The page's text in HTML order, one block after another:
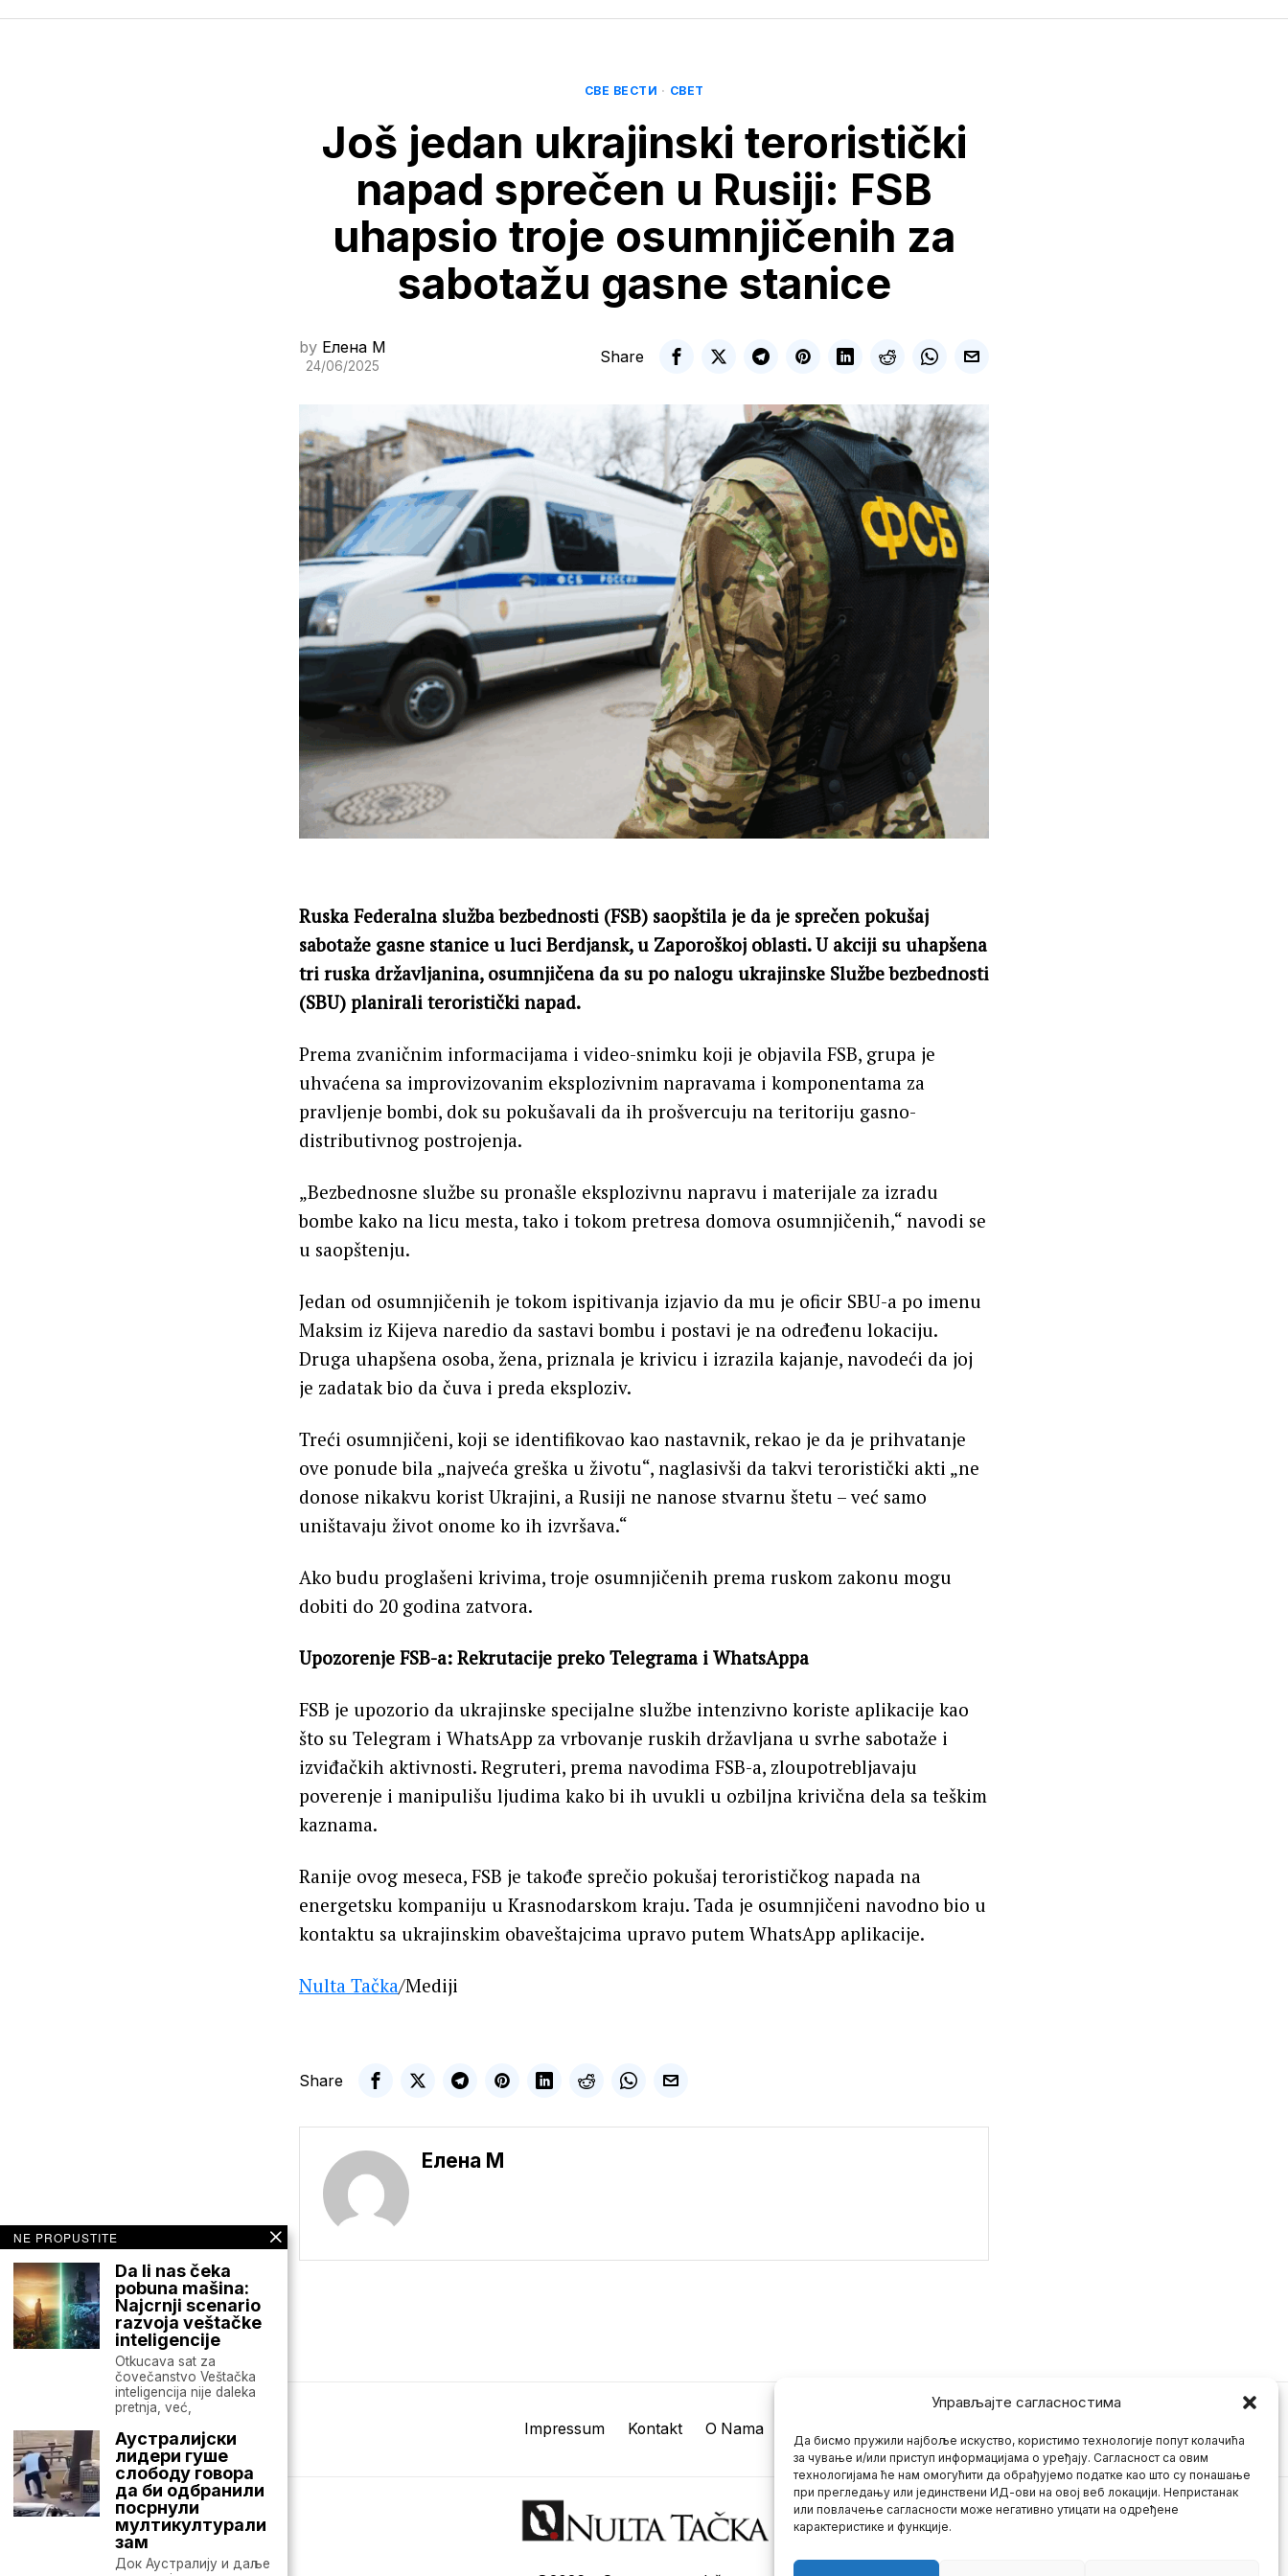
Управљајте сагласностима
Да бисмо пружили најбоље искуство, користимо технологије попут колачића
за чување и/или приступ информацијама о уређају. Сагласност са овим
технологијама ће нам омогућити да обрађујемо податке као што су понашање
при прегледању или јединствени ИД-ови на овој веб локацији. Непристанак
или повлачење сагласности може негативно утицати на одређене
карактеристике и функције.
СВЕ ВЕСТИ · СВЕТ
Još jedan ukrajinski teroristički
napad sprečen u Rusiji: FSB
uhapsio troje osumnjičenih za
sabotažu gasne stanice
by Елена M
24/06/2025
Share
Ruska Federalna služba bezbednosti (FSB) saopštila je da je sprečen pokušaj
sabotaže gasne stanice u luci Berdjansk, u Zaporoškoj oblasti. U akciji su uhapšena
tri ruska državljanina, osumnjičena da su po nalogu ukrajinske Službe bezbednosti
(SBU) planirali teroristički napad.
Prema zvaničnim informacijama i video-snimku koji je objavila FSB, grupa je
uhvaćena sa improvizovanim eksplozivnim napravama i komponentama za
pravljenje bombi, dok su pokušavali da ih prošvercuju na teritoriju gasno-
distributivnog postrojenja.
„Bezbednosne službe su pronašle eksplozivnu napravu i materijale za izradu
bombe kako na licu mesta, tako i tokom pretresa domova osumnjičenih,“ navodi se
u saopštenju.
Jedan od osumnjičenih je tokom ispitivanja izjavio da mu je oficir SBU-a po imenu
Maksim iz Kijeva naredio da sastavi bombu i postavi je na određenu lokaciju.
Druga uhapšena osoba, žena, priznala je krivicu i izrazila kajanje, navodeći da joj
je zadatak bio da čuva i preda eksploziv.
Treći osumnjičeni, koji se identifikovao kao nastavnik, rekao je da je prihvatanje
ove ponude bila „najveća greška u životu“, naglasivši da takvi teroristički akti „ne
donose nikakvu korist Ukrajini, a Rusiji ne nanose stvarnu štetu – već samo
uništavaju život onome ko ih izvršava.“
Ako budu proglašeni krivima, troje osumnjičenih prema ruskom zakonu mogu
dobiti do 20 godina zatvora.
Upozorenje FSB-a: Rekrutacije preko Telegrama i WhatsAppa
FSB je upozorio da ukrajinske specijalne službe intenzivno koriste aplikacije kao
što su Telegram i WhatsApp za vrbovanje ruskih državljana u svrhe sabotaže i
izviđačkih aktivnosti. Regruteri, prema navodima FSB-a, zloupotrebljavaju
poverenje i manipulišu ljudima kako bi ih uvukli u ozbiljna krivična dela sa teškim
kaznama.
Ranije ovog meseca, FSB je takođe sprečio pokušaj terorističkog napada na
energetsku kompaniju u Krasnodarskom kraju. Tada je osumnjičeni navodno bio u
kontaktu sa ukrajinskim obaveštajcima upravo putem WhatsApp aplikacije.
Nulta Tačka/Mediji
Share
Елена M
Mario zna Youtube Impressum Kontakt O Nama
NE PROPUSTITE
Da li nas čeka
pobuna mašina:
Najcrnji scenario
razvoja veštačke
inteligencije
Otkucava sat za
čovečanstvo Veštačka
inteligencija nije daleka
pretnja, već,
Аустралијски
лидери гуше
слободу говора
да би одбранили
посрнули
мултикултурали
зам
Док Аустралију и даље